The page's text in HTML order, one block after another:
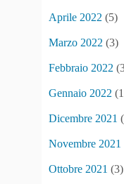
Aprile 2022 (5)
Marzo 2022 (3)
Febbraio 2022
Gennaio 2022
Dicembre 2021
Novembre 2021
Ottobre 2021 (3)